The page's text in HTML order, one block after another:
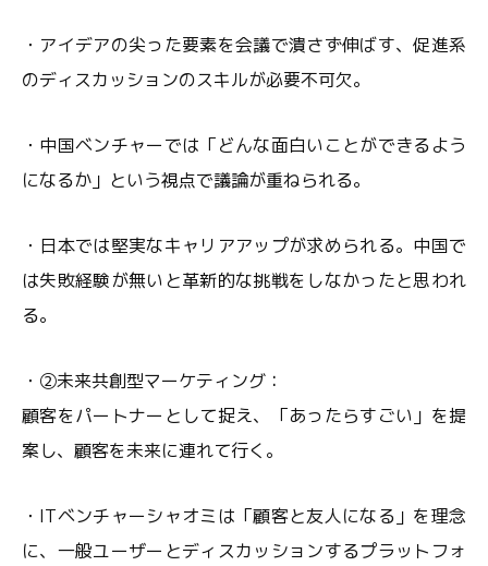
・アイデアの尖った要素を会議で潰さず伸ばす、促進系
のディスカッションのスキルが必要不可欠。
・中国ベンチャーでは「どんな面白いことができるよう
になるか」という視点で議論が重ねられる。
・日本では堅実なキャリアアップが求められる。中国で
は失敗経験が無いと革新的な挑戦をしなかったと思われ
る。
・②未来共創型マーケティング：
顧客をパートナーとして捉え、「あったらすごい」を提
案し、顧客を未来に連れて行く。
・ITベンチャーシャオミは「顧客と友人になる」を理念
に、一般ユーザーとディスカッションするプラットフォ